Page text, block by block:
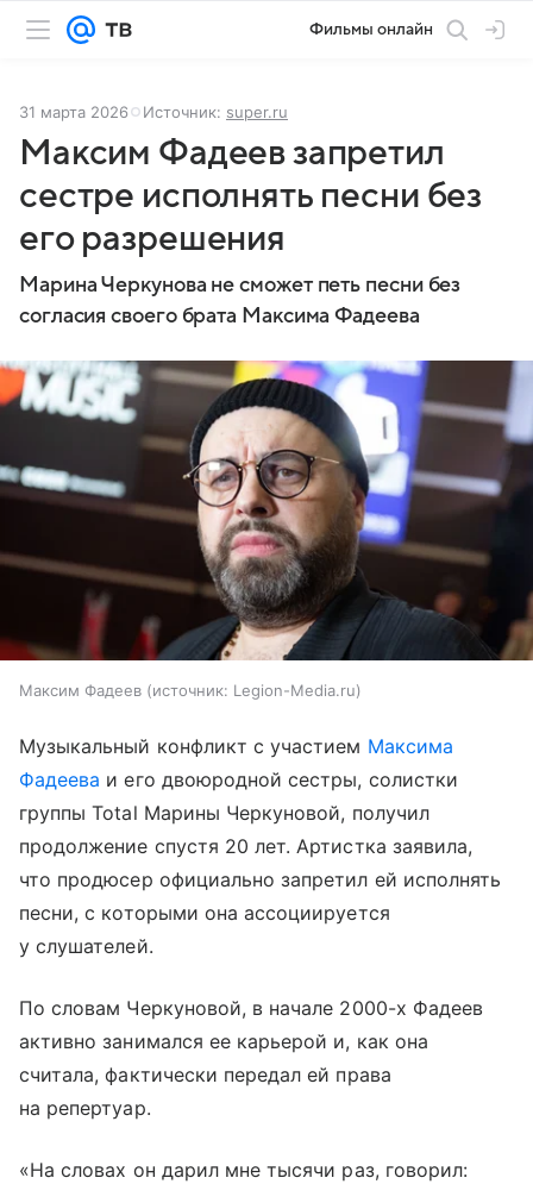
Фильмы онлайн
31 марта 2026 Источник: super.ru
Максим Фадеев запретил
сестре исполнять песни без
его разрешения
Марина Черкунова не сможет петь песни без
согласия своего брата Максима Фадеева
Максим Фадеев источник: Legion-Media.ru
Музыкальный конфликт с участием Максима
Фадеева и его двоюродной сестры, солистки
группы Total Марины Черкуновой, получил
продолжение спустя 20 лет. Артистка заявила,
что продюсер официально запретил ей исполнять
песни, с которыми она ассоциируется
у слушателей.
По словам Черкуновой, в начале 2000-х Фадеев
активно занимался ее карьерой и, как она
считала, фактически передал ей права
на репертуар.
«На словах он дарил мне тысячи раз, говорил: